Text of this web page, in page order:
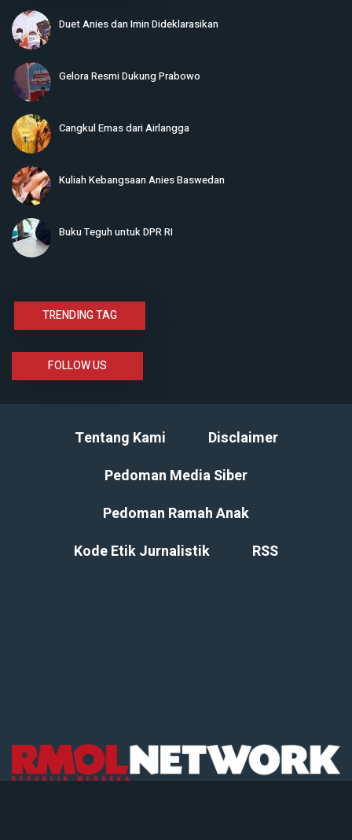
Duet Anies dan Imin Dideklarasikan
Gelora Resmi Dukung Prabowo
Cangkul Emas dari Airlangga
Kuliah Kebangsaan Anies Baswedan
Buku Teguh untuk DPR RI
TRENDING TAG
FOLLOW US
Tentang Kami
Disclaimer
Pedoman Media Siber
Pedoman Ramah Anak
Kode Etik Jurnalistik
RSS